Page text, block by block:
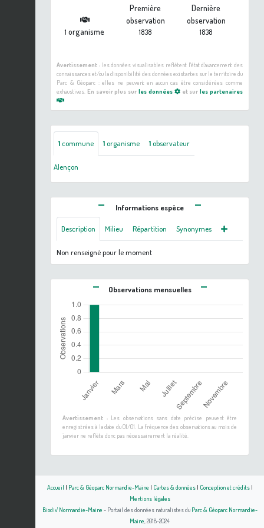
1 organisme
Première
observation
1838
Dernière
observation
1838
Avertissement :les données visualisables reflètent l'état d'avancement des
connaissances et/ou la disponibilité des données existantes sur le territoire du
Parc & Géoparc : elles ne peuvent en aucun cas être considérées comme
exhaustives. En savoir plus sur les données et surles partenaires
1commune 1organisme 1observateur
Alençon
Informations espèce
Description Milieu Répartition Synonymes
Non renseigné pour le moment
Observations mensuelles
Avertissement :Les observations sans date précise peuvent être
enregistrées à la date du 01/01. La fréquence des observations au mois de
janvier ne reflète donc pas nécessairement la réalité.
Accueil | Parc & Géoparc Normandie-Maine | Cartes & données| Conception et crédits|
Mentions légales
Biodiv' Normandie-Maine - Portail des données naturalistes du Parc & Géoparc Normandie-
Maine , 2018-2024